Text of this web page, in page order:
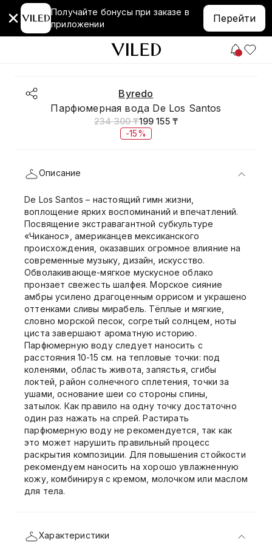
Получайте бонусы при заказе в
приложении
Перейти
Byredo
Парфюмерная вода De Los Santos
234 300 ₸199 155 ₸
-15%
Описание
De Los Santos – настоящий гимн жизни,
воплощение ярких воспоминаний и впечатлений.
Посвящение экстравагантной субкультуре
«Чиканос», американцев мексиканского
происхождения, оказавших огромное влияние на
современные музыку, дизайн, искусство.
Обволакивающе-мягкое мускусное облако
пронзает свежесть шалфея. Морское сияние
амбры усилено драгоценным оррисом и украшено
оттенками сливы мирабель. Тёплые и мягкие,
словно морской песок, согретый солнцем, ноты
циста завершают ароматную историю.
Парфюмерную воду следует наносить с
расстояния 10-15 см. на тепловые точки: под
коленями, область живота, запястья, сгибы
локтей, район солнечного сплетения, точки за
ушами, основание шеи со стороны спины,
затылок. Как правило на одну точку достаточно
один раз нажать на спрей. Растирать
парфюмерную воду не рекомендуется, так как
это может нарушить правильный процесс
раскрытия композиции. Для повышения стойкости
рекомендуем наносить на хорошо увлажненную
кожу, комбинируя с кремом, молочком или маслом
для тела.
Характеристики